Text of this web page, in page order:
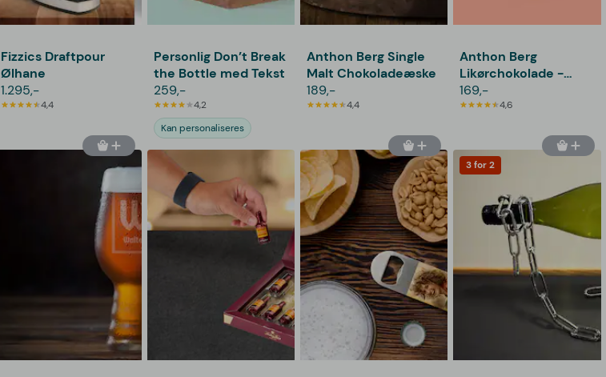
Fizzics Draftpour
Ølhane
1.295,-
4,4
Personlig Don’t Break
the Bottle med Tekst
259,-
4,2
Kan personaliseres
Anthon Berg Single
Malt Chokoladeæske
189,-
4,4
Anthon Berg
Likørchokolade -
Cocktails
169,-
4,6
3 for 2